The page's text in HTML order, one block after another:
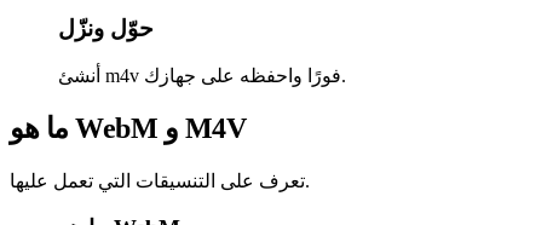
حوّل ونزّل
أنشئ m4v فورًا واحفظه على جهازك.
ما هو WebM و M4V
تعرف على التنسيقات التي تعمل عليها.